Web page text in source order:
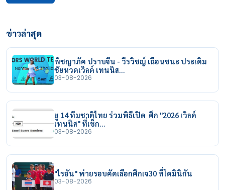
ข่าวล่าสุด
พิชญาภัค ปราบจีน - วีรวิชญ์ เฉือนชนะ ประเดิม
ชัยหวดเวิลด์ เทนนิส…
03-08-2026
ยู 14 ทีมชาติไทย ร่วมพิธีเปิด ศึก "2026 เวิลด์
เทนนิส" ที่เช็ก…
03-08-2026
"ไรอัน" พ่ายรอบคัดเลือกศึกเจ30 ที่โดมินิกัน
03-08-2026